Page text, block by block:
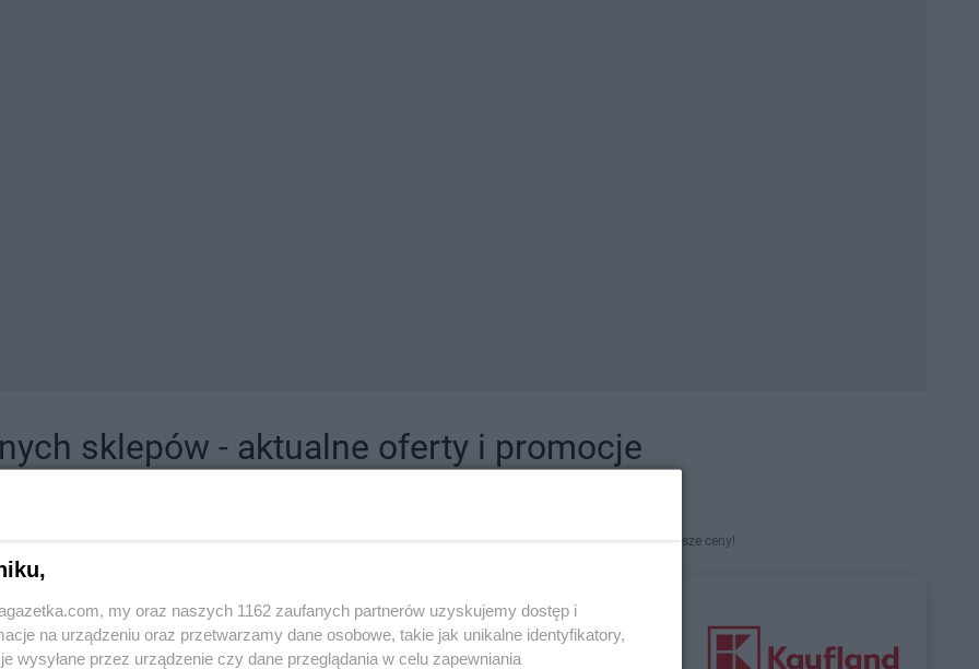
sklepów - aktualne oferty i promocje
tutaj sklepy należące do lokalnych sieci oraz duże, znane super- i hipermarkety. Najlepsze promocje i najniższe ceny!
my oraz naszych 1162 zaufanych partnerów uzyskujemy dostęp i
na urządzeniu oraz przetwarzamy dane osobowe, takie jak unikalne identyfikatory,
wysyłane przez urządzenie czy dane przeglądania w celu zapewniania